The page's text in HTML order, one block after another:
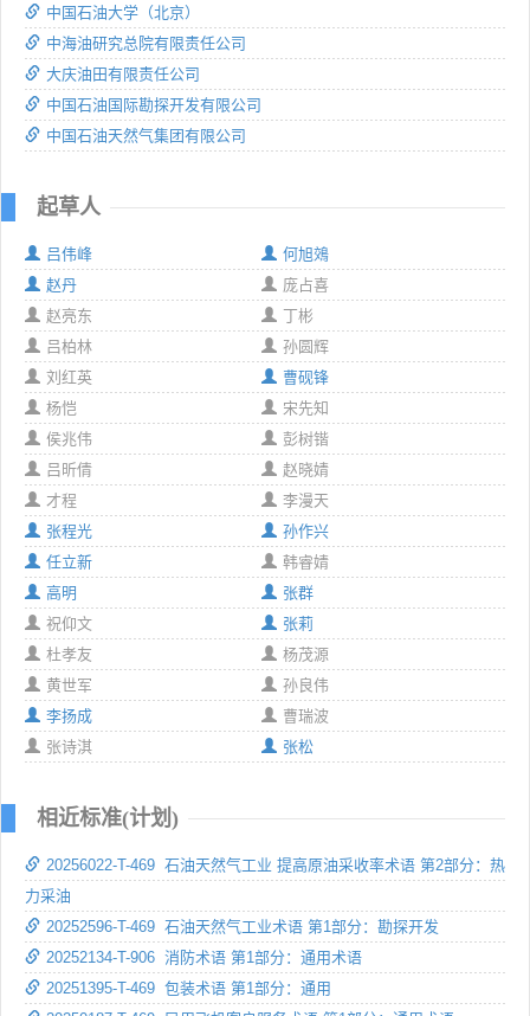
中国石油大学（北京）
中海油研究总院有限责任公司
大庆油田有限责任公司
中国石油国际勘探开发有限公司
中国石油天然气集团有限公司
起草人
吕伟峰
何旭鵁
赵丹
庞占喜
赵亮东
丁彬
吕柏林
孙圆辉
刘红英
曹砚锋
杨恺
宋先知
侯兆伟
彭树锴
吕昕倩
赵晓婧
才程
李漫天
张程光
孙作兴
任立新
韩睿婧
高明
张群
祝仰文
张莉
杜孝友
杨茂源
黄世军
孙良伟
李扬成
曹瑞波
张诗淇
张松
相近标准(计划)
20256022-T-469 石油天然气工业 提高原油采收率术语 第2部分：热
力采油
20252596-T-469 石油天然气工业术语 第1部分：勘探开发
20252134-T-906 消防术语 第1部分：通用术语
20251395-T-469 包装术语 第1部分：通用